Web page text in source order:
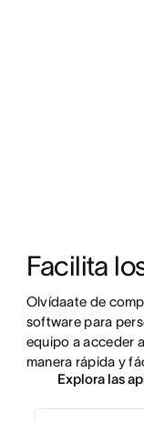
Facilita
Olvídaate de
software para
equipo a acceder
manera rápida y
Explora las